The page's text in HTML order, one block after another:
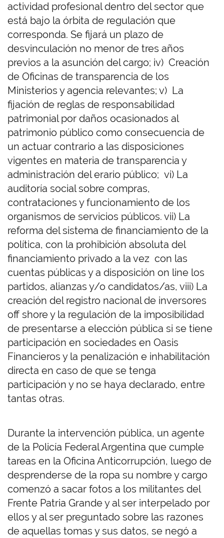
actividad profesional dentro del sector que
está bajo la órbita de regulación que
corresponda. Se fijará un plazo de
desvinculación no menor de tres años
previos a la asunción del cargo; iv) Creación
de Oficinas de transparencia de los
Ministerios y agencia relevantes; v) La
fijación de reglas de responsabilidad
patrimonial por daños ocasionados al
patrimonio público como consecuencia de
un actuar contrario a las disposiciones
vigentes en materia de transparencia y
administración del erario público; vi) La
auditoría social sobre compras,
contrataciones y funcionamiento de los
organismos de servicios públicos. vii) La
reforma del sistema de financiamiento de la
política, con la prohibición absoluta del
financiamiento privado a la vez con las
cuentas públicas y a disposición on line los
partidos, alianzas y/o candidatos/as, viii) La
creación del registro nacional de inversores
off shore y la regulación de la imposibilidad
de presentarse a elección pública si se tiene
participación en sociedades en Oasis
Financieros y la penalización e inhabilitación
directa en caso de que se tenga
participación y no se haya declarado, entre
tantas otras.
Durante la intervención pública, un agente
de la Policía Federal Argentina que cumple
tareas en la Oficina Anticorrupción, luego de
desprenderse de la ropa su nombre y cargo
comenzó a sacar fotos a los militantes del
Frente Patria Grande y al ser interpelado por
ellos y al ser preguntado sobre las razones
de aquellas tomas y sus datos, se negó a